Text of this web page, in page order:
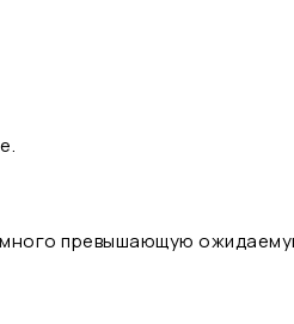
превышающую